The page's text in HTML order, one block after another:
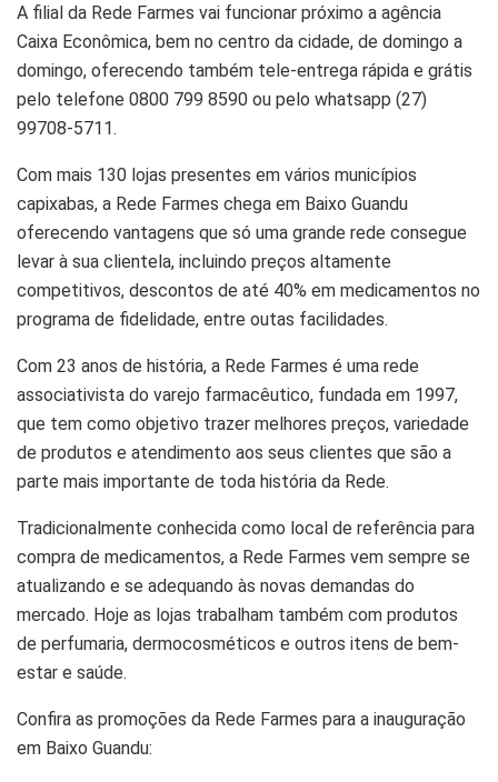
A filial da Rede Farmes vai funcionar próximo a agência
Caixa Econômica, bem no centro da cidade, de domingo a
domingo, oferecendo também tele-entrega rápida e grátis
pelo telefone 0800 799 8590 ou pelo whatsapp (27)
99708-5711.
Com mais 130 lojas presentes em vários municípios
capixabas, a Rede Farmes chega em Baixo Guandu
oferecendo vantagens que só uma grande rede consegue
levar à sua clientela, incluindo preços altamente
competitivos, descontos de até 40% em medicamentos no
programa de fidelidade, entre outas facilidades.
Com 23 anos de história, a Rede Farmes é uma rede
associativista do varejo farmacêutico, fundada em 1997,
que tem como objetivo trazer melhores preços, variedade
de produtos e atendimento aos seus clientes que são a
parte mais importante de toda história da Rede.
Tradicionalmente conhecida como local de referência para
compra de medicamentos, a Rede Farmes vem sempre se
atualizando e se adequando às novas demandas do
mercado. Hoje as lojas trabalham também com produtos
de perfumaria, dermocosméticos e outros itens de bem-
estar e saúde.
Confira as promoções da Rede Farmes para a inauguração
em Baixo Guandu: